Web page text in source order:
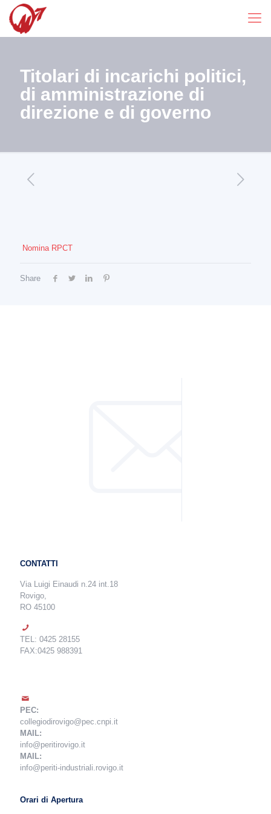
Titolari di incarichi politici,
di amministrazione di
direzione e di governo
Nomina RPCT
Share
CONTATTI
Via Luigi Einaudi n.24 int.18
Rovigo,
RO 45100
TEL: 0425 28155
FAX:0425 988391
PEC:
collegiodirovigo@pec.cnpi.it
MAIL:
info@peritirovigo.it
MAIL:
info@periti-industriali.rovigo.it
Orari di Apertura